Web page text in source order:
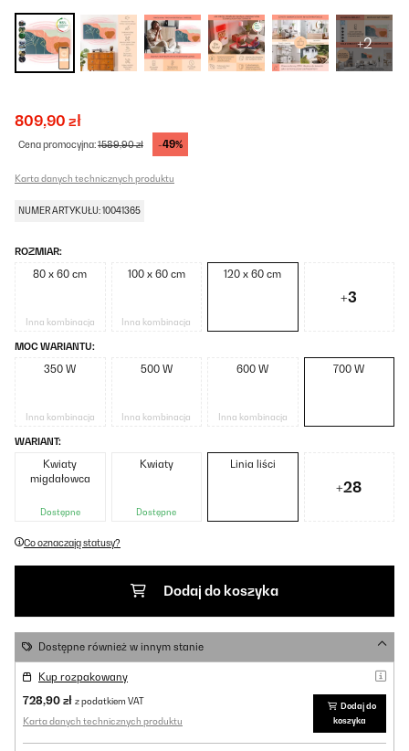
+2
809,90 zł
Cena promocyjna:1589,90 zł -49%
Karta danych technicznych produktu
NUMER ARTYKUŁU: 10041365
ROZMIAR:
80 x 60 cm
Inna kombinacja
100 x 60 cm
Inna kombinacja
120 x 60 cm
+3
MOC WARIANTU:
350 W
Inna kombinacja
500 W
Inna kombinacja
600 W
Inna kombinacja
700 W
WARIANT:
Kwiaty
migdałowca
Dostępne
Kwiaty
Dostępne
Linia liści
+28
Co oznaczają statusy?
Dodaj do koszyka
Dostępne również w innym stanie
Kup rozpakowany
728,90 zł z podatkiem VAT
Karta danych technicznych produktu
Dodaj do
koszyka